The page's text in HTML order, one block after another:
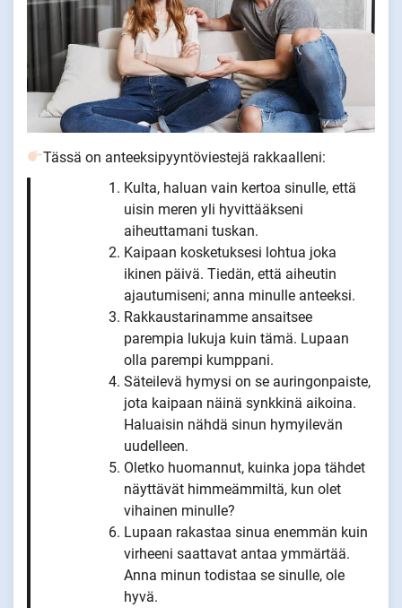
Tässä on anteeksipyyntöviestejä rakkaalleni:
Kulta, haluan vain kertoa sinulle, että
uisin meren yli hyvittääkseni
aiheuttamani tuskan.
Kaipaan kosketuksesi lohtua joka
ikinen päivä. Tiedän, että aiheutin
ajautumiseni; anna minulle anteeksi.
Rakkaustarinamme ansaitsee
parempia lukuja kuin tämä. Lupaan
olla parempi kumppani.
Säteilevä hymysi on se auringonpaiste,
jota kaipaan näinä synkkinä aikoina.
Haluaisin nähdä sinun hymyilevän
uudelleen.
Oletko huomannut, kuinka jopa tähdet
näyttävät himmeämmiltä, kun olet
vihainen minulle?
Lupaan rakastaa sinua enemmän kuin
virheeni saattavat antaa ymmärtää.
Anna minun todistaa se sinulle, ole
hyvä.